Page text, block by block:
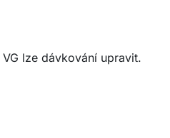
lze dávkování upravit.